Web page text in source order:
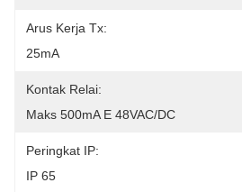
Arus Kerja Tx:
25mA
Kontak Relai:
Maks 500mA E 48VAC/DC
Peringkat IP:
IP 65